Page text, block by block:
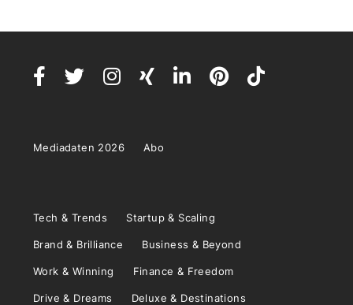
Mediadaten 2026 Abo
Tech & Trends Startup & Scaling
Brand & Brilliance Business & Beyond
Work & Winning Finance & Freedom
Drive & Dreams Deluxe & Destinations